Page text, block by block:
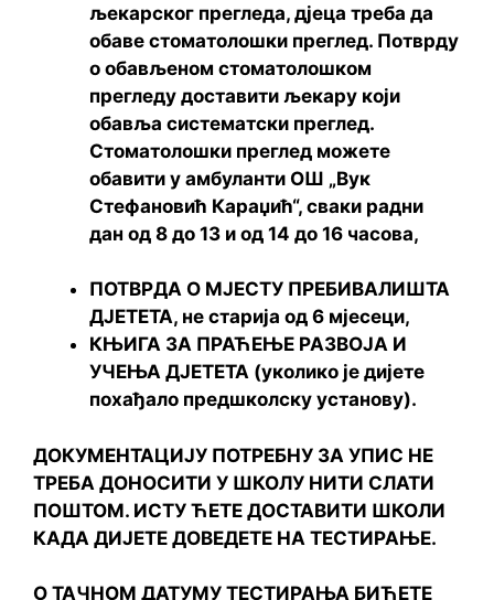
љекарског прегледа, дјеца треба да
обаве стоматолошки преглед. Потврду
о обављеном стоматолошком
прегледу доставити љекару који
обавља систематски преглед.
Стоматолошки преглед можете
обавити у амбуланти ОШ „Вук
Стефановић Караџић“, сваки радни
дан од 8 до 13 и од 14 до 16 часова,
ПОТВРДА О МЈЕСТУ ПРЕБИВАЛИШТА
ДЈЕТЕТА, не старија од 6 мјесеци,
КЊИГА ЗА ПРАЋЕЊЕ РАЗВОЈА И
УЧЕЊА ДЈЕТЕТА (уколико је дијете
похађало предшколску установу).
ДОКУМЕНТАЦИЈУ ПОТРЕБНУ ЗА УПИС НЕ
ТРЕБА ДОНОСИТИ У ШКОЛУ НИТИ СЛАТИ
ПОШТОМ. ИСТУ ЋЕТЕ ДОСТАВИТИ ШКОЛИ
КАДА ДИЈЕТЕ ДОВЕДЕТЕ НА ТЕСТИРАЊЕ.
О ТАЧНОМ ДАТУМУ ТЕСТИРАЊА БИЋЕТЕ